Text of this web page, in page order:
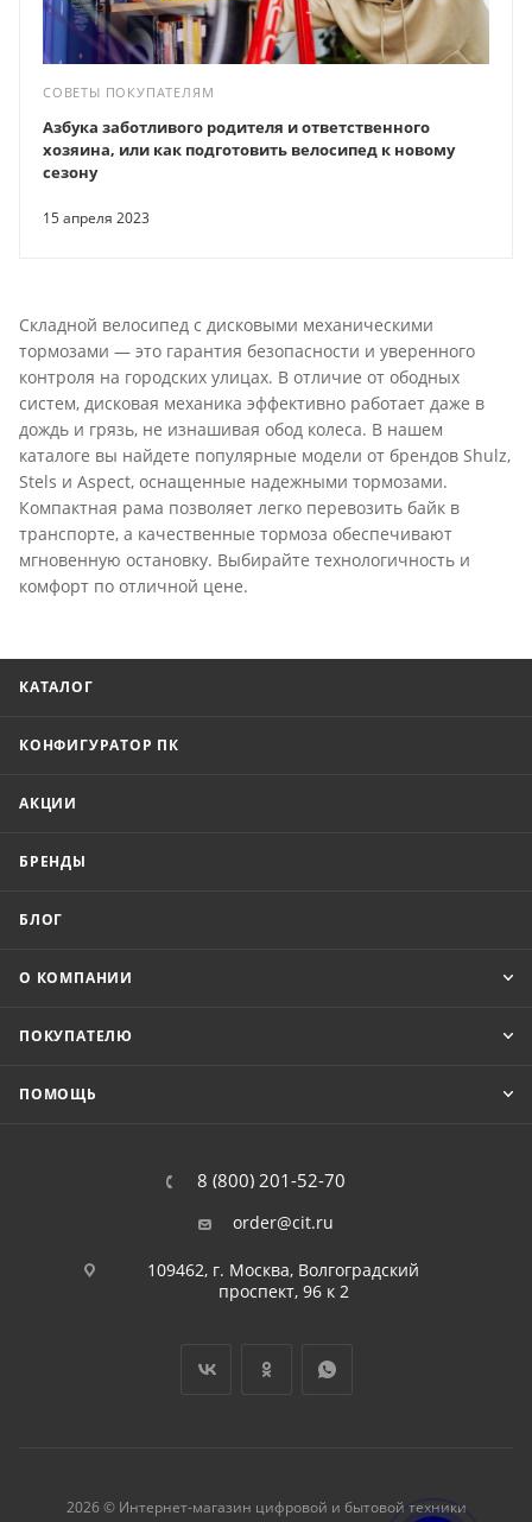
СОВЕТЫ ПОКУПАТЕЛЯМ
15 апреля 2023
Азбука заботливого родителя и ответственного
хозяина, или как подготовить велосипед к новому
сезону
Складной велосипед с дисковыми механическими
тормозами — это гарантия безопасности и уверенного
контроля на городских улицах. В отличие от ободных
систем, дисковая механика эффективно работает даже в
дождь и грязь, не изнашивая обод колеса. В нашем
каталоге вы найдете популярные модели от брендов Shulz,
Stels и Aspect, оснащенные надежными тормозами.
Компактная рама позволяет легко перевозить байк в
транспорте, а качественные тормоза обеспечивают
мгновенную остановку. Выбирайте технологичность и
комфорт по отличной цене.
КАТАЛОГ
КОНФИГУРАТОР ПК
АКЦИИ
БРЕНДЫ
БЛОГ
О КОМПАНИИ
ПОКУПАТЕЛЮ
ПОМОЩЬ
8 (800) 201-52-70
order@cit.ru
109462, г. Москва, Волгоградский
проспект, 96 к 2
2026 © Интернет-магазин цифровой и бытовой техники